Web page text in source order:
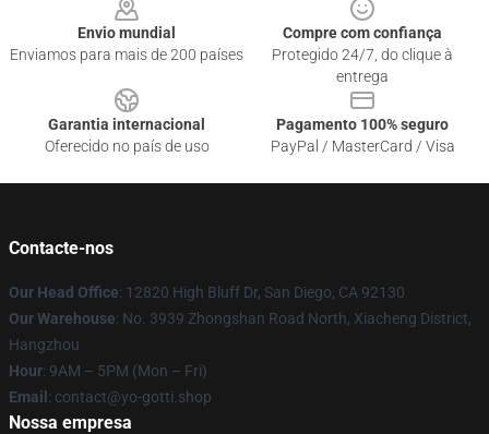
Envio mundial
Enviamos para mais de 200 países
Compre com confiança
Protegido 24/7, do clique à
entrega
Garantia internacional
Oferecido no país de uso
Pagamento 100% seguro
PayPal / MasterCard / Visa
Contacte-nos
Our Head Office: 12820 High Bluff Dr, San Diego, CA 92130
Our Warehouse: No. 3939 Zhongshan Road North, Xiacheng District,
Hangzhou
Hour: 9AM – 5PM (Mon – Fri)
Email : contact@yo-gotti.shop
Nossa empresa